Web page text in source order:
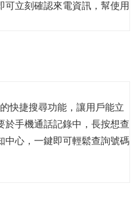
立刻確認來電資訊，幫使用
快捷搜尋功能，讓用戶能立
於手機通話記錄中，長按想查
中心，一鍵即可輕鬆查詢號碼